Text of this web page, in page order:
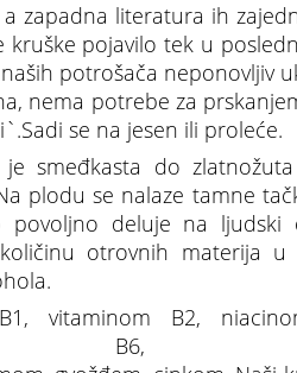
zapadna literatura ih
kruške pojavilo tek u
potrošača neponovljiv
nema potrebe za
se na jesen ili proleće.
smeđkasta do
plodu se nalaze tamne
deluje na ljudski
otrovnih materija
vitaminom B2,
B6,